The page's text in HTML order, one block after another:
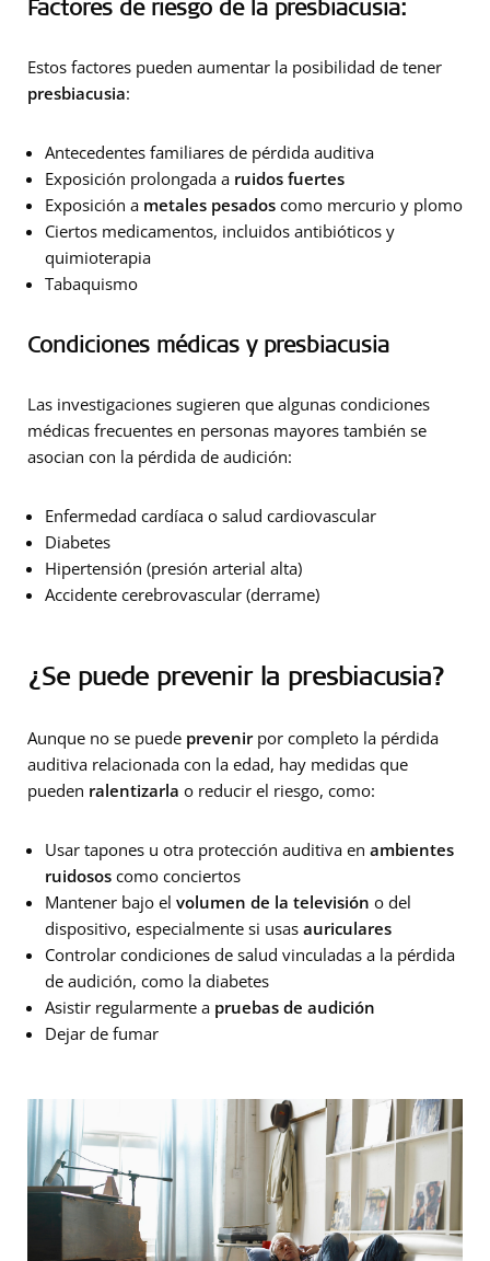
Factores de riesgo de la presbiacusia:
Estos factores pueden aumentar la posibilidad de tener
presbiacusia:
Antecedentes familiares de pérdida auditiva
Exposición prolongada a ruidos fuertes
Exposición a metales pesados como mercurio y plomo
Ciertos medicamentos, incluidos antibióticos y
quimioterapia
Tabaquismo
Condiciones médicas y presbiacusia
Las investigaciones sugieren que algunas condiciones
médicas frecuentes en personas mayores también se
asocian con la pérdida de audición:
Enfermedad cardíaca o salud cardiovascular
Diabetes
Hipertensión (presión arterial alta)
Accidente cerebrovascular (derrame)
¿Se puede prevenir la presbiacusia?
Aunque no se puede prevenirpor completo la pérdida
auditiva relacionada con la edad, hay medidas que
pueden ralentizarla o reducir el riesgo, como:
Usar tapones u otra protección auditiva en ambientes
ruidosos como conciertos
Mantener bajo el volumen de la televisión o del
dispositivo, especialmente si usas auriculares
Controlar condiciones de salud vinculadas a la pérdida
de audición, como la diabetes
Asistir regularmente a pruebas de audición
Dejar de fumar